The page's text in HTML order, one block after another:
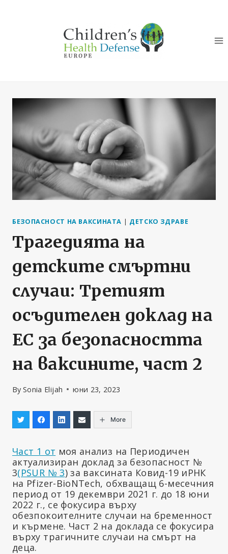
БЕЗОПАСНОСТ НА ВАКСИНАТА | ДЕТСКО ЗДРАВЕ
Трагедията на
детските смъртни
случаи: Третият
осъдителен доклад на
ЕС за безопасността
на ваксините, част 2
By Sonia Elijah юни 23, 2023
More
Част 1 от моя анализ на Периодичен
актуализиран доклад за безопасност №
3(PSUR № 3) за ваксината Ковид-19 иРНК
на Pfizer-BioNTech, обхващащ 6-месечния
период от 19 декември 2021 г. до 18 юни
2022 г., се фокусира върху
обезпокоителните случаи на бременност
и кърмене. Част 2 на доклада се фокусира
върху трагичните случаи на смърт на
деца.